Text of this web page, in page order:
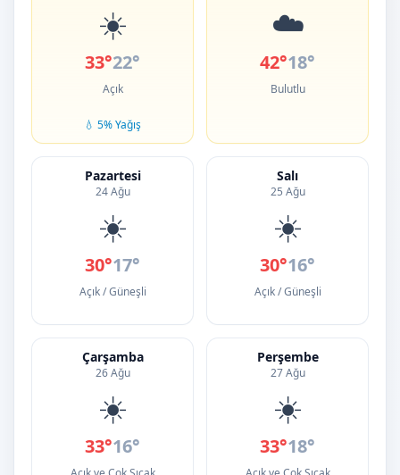
☀️
33°22°
Açık
💧 5% Yağış
☁️
42°18°
Bulutlu
Pazartesi
24 Ağu
☀️
30°17°
Açık / Güneşli
Salı
25 Ağu
☀️
30°16°
Açık / Güneşli
Çarşamba
26 Ağu
☀️
33°16°
Perşembe
27 Ağu
☀️
33°18°